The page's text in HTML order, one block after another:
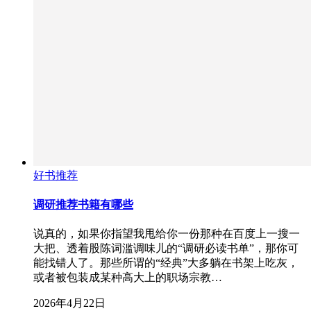
好书推荐
调研推荐书籍有哪些
说真的，如果你指望我甩给你一份那种在百度上一搜一
大把、透着股陈词滥调味儿的“调研必读书单”，那你可
能找错人了。那些所谓的“经典”大多躺在书架上吃灰，
或者被包装成某种高大上的职场宗教…
2026年4月22日